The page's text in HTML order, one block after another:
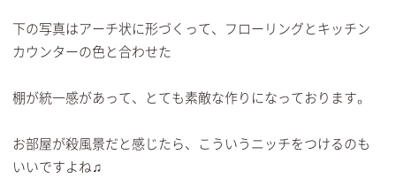
下の写真はアーチ状に形づくって、フローリングとキッチン
カウンターの色と合わせた
棚が統一感があって、とても素敵な作りになっております。
お部屋が殺風景だと感じたら、こういうニッチをつけるのも
いいですよね♫